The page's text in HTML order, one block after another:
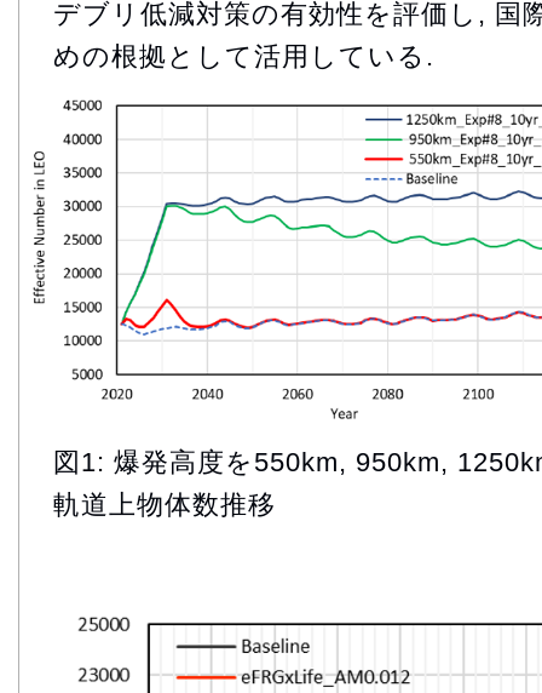
デブリ低減対策の有効性を評価し, 国
めの根拠として活用している.
図1: 爆発高度を550km, 950km,
軌道上物体数推移